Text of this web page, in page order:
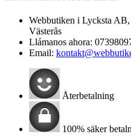
Webbutiken i Lycksta
Västerås
Llámanos ahora:
Email:
Återbetalning
100% säker